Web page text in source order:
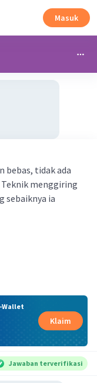
Masuk
bebas, tidak ada
Teknik menggiring
sebaiknya ia
Wallet
Klaim
Jawaban terverifikasi